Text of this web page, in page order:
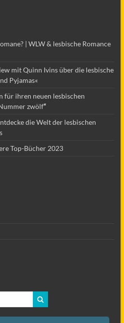
| WLW & lesbische Romance
mit Quinn Ivins über die lesbische
Pyjamas«
für ihren neuen lesbischen
zwölf“
die Welt der lesbischen
Top-Bücher 2023